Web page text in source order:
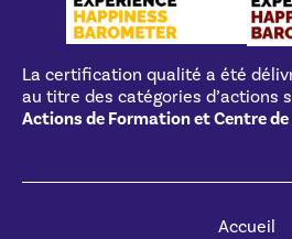
La certification qualité a été
au titre des catégories d’actions
Actions de Formation et Centre
Accueil